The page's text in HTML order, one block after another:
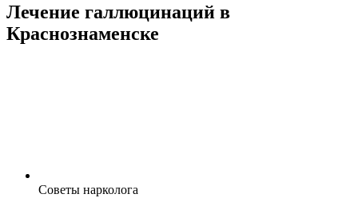
Лечение галлюцинаций в
Краснознаменске
Cоветы нарколога